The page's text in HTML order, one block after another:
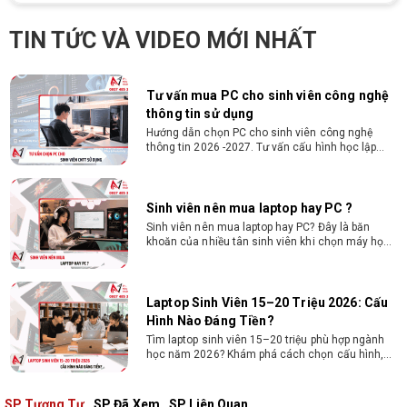
TIN TỨC VÀ VIDEO MỚI NHẤT
SketchUp mạnh, mượt, giá ổn
Tìm hiểu ngay cấu hình máy tính học AutoCAD
Revit SketchUp mạnh, mượt, tối ưu chi phí giúp
Tư vấn mua PC cho sinh viên công nghệ
thông tin sử dụng
Hướng dẫn chọn PC cho sinh viên công nghệ
thông tin 2026 -2027. Tư vấn cấu hình học lập
Sinh viên nên mua laptop hay PC ?
Sinh viên nên mua laptop hay PC? Đây là băn
khoăn của nhiều tân sinh viên khi chọn máy học
Laptop Sinh Viên 15–20 Triệu 2026: Cấu
Hình Nào Đáng Tiền?
Tìm laptop sinh viên 15–20 triệu phù hợp ngành
học năm 2026? Khám phá cách chọn cấu hình,